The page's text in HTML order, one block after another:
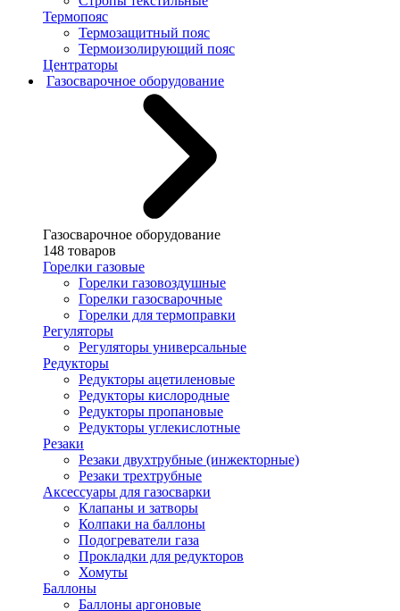
Термопояс
Термозащитный пояс
Термоизолирующий пояс
Центраторы
Газосварочное оборудование
Газосварочное оборудование
148 товаров
Горелки газовые
Горелки газовоздушные
Горелки газосварочные
Горелки для термоправки
Регуляторы
Регуляторы универсальные
Редукторы
Редукторы ацетиленовые
Редукторы кислородные
Редукторы пропановые
Редукторы углекислотные
Резаки
Резаки двухтрубные (инжекторные)
Резаки трехтрубные
Аксессуары для газосварки
Клапаны и затворы
Колпаки на баллоны
Подогреватели газа
Прокладки для редукторов
Хомуты
Баллоны
Баллоны аргоновые